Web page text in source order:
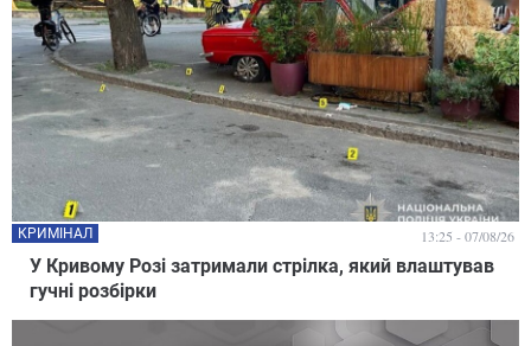
У Кривому Розі затримали стрілка, який влаштував
гучні розбірки
КРИМІНАЛ 13:25 - 07/08/26